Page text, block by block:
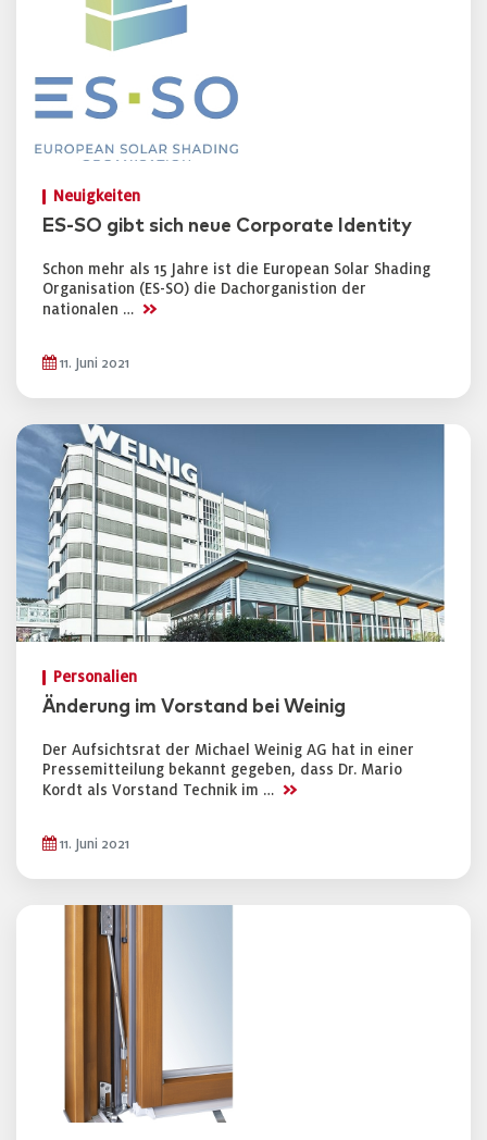
Neuigkeiten
ES-SO gibt sich neue Corporate Identity
Schon mehr als 15 Jahre ist die European Solar Shading
Organisation (ES-SO) die Dachorganistion der
nationalen … >>
11. Juni 2021
Personalien
Änderung im Vorstand bei Weinig
Der Aufsichtsrat der Michael Weinig AG hat in einer
Pressemitteilung bekannt gegeben, dass Dr. Mario
Kordt als Vorstand Technik im … >>
11. Juni 2021